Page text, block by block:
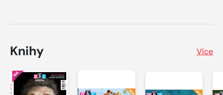
Knihy Více